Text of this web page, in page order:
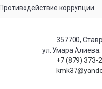
Противодействие коррупции
357700,
ул. Умара Алиева,
+7 (879) 373-